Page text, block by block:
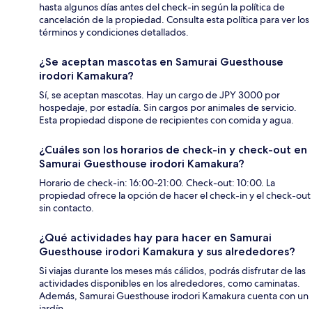
hasta algunos días antes del check-in según la política de
cancelación de la propiedad. Consulta esta política para ver los
términos y condiciones detallados.
¿Se aceptan mascotas en Samurai Guesthouse
irodori Kamakura?
Sí, se aceptan mascotas. Hay un cargo de JPY 3000 por
hospedaje, por estadía. Sin cargos por animales de servicio.
Esta propiedad dispone de recipientes con comida y agua.
¿Cuáles son los horarios de check-in y check-out en
Samurai Guesthouse irodori Kamakura?
Horario de check-in: 16:00-21:00. Check-out: 10:00. La
propiedad ofrece la opción de hacer el check-in y el check-out
sin contacto.
¿Qué actividades hay para hacer en Samurai
Guesthouse irodori Kamakura y sus alrededores?
Si viajas durante los meses más cálidos, podrás disfrutar de las
actividades disponibles en los alrededores, como caminatas.
Además, Samurai Guesthouse irodori Kamakura cuenta con un